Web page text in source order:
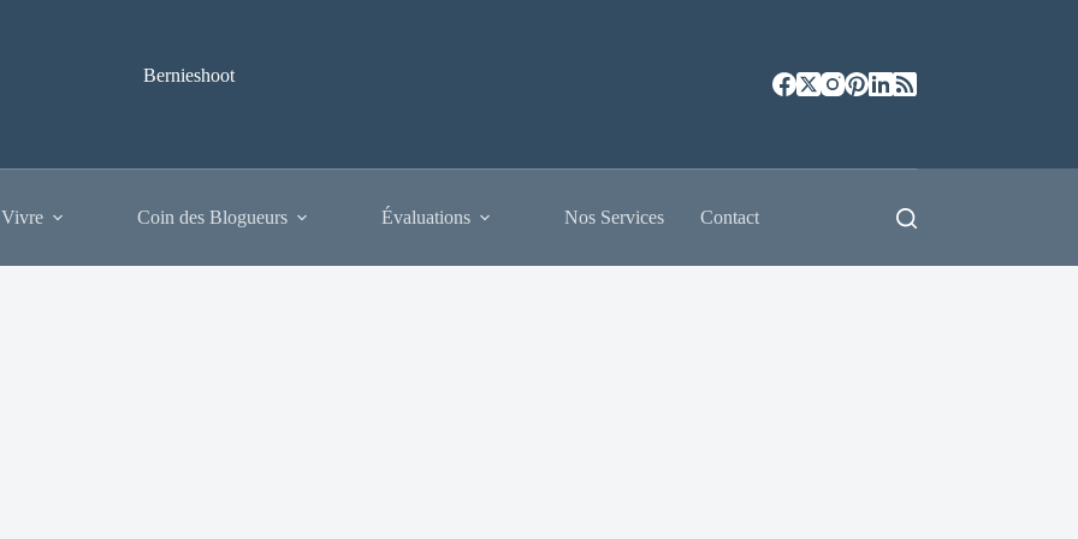
Bernieshoot
Coin des Blogueurs Évaluations Nos Services Contact